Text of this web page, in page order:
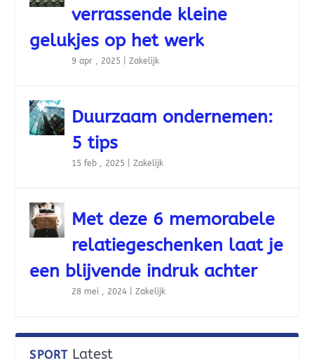
verrassende kleine
gelukjes op het werk
9 apr , 2025 |Zakelijk
Duurzaam ondernemen:
5 tips
15 feb , 2025 |Zakelijk
Met deze 6 memorabele
relatiegeschenken laat je
een blijvende indruk achter
28 mei , 2024 |Zakelijk
SPORT Latest